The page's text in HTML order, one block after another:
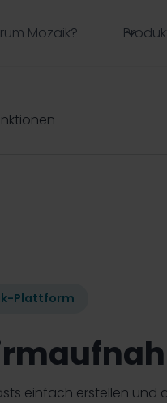
Mozaik?
Plattform
einfach erstellen und